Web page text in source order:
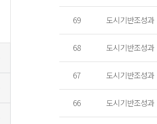
69 도시기반조성과
68 도시기반조성과
67 도시기반조성과
66 도시기반조성과